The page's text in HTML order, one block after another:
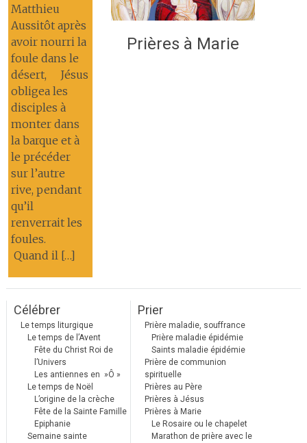
Matthieu
Aussitôt après
avoir nourri la
foule dans le
désert, Jésus
obligea les
disciples à
monter dans
la barque et à
le précéder
sur l’autre
rive, pendant
qu’il
renverrait les
foules.
Quand il […]
Prières à Marie
Célébrer
Le temps liturgique
Le temps de l’Avent
Fête du Christ Roi de
l’Univers
Les antiennes en »Ô »
Le temps de Noël
L’origine de la crèche
Fête de la Sainte Famille
Epiphanie
Semaine sainte
Prier
Prière maladie, souffrance
Prière maladie épidémie
Saints maladie épidémie
Prière de communion
spirituelle
Prières au Père
Prières à Jésus
Prières à Marie
Le Rosaire ou le chapelet
Marathon de prière avec le